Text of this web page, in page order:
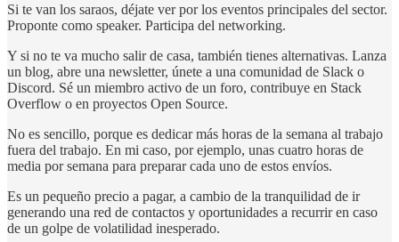
Si te van los saraos, déjate ver por los eventos principales del sector.
Proponte como speaker. Participa del networking.
Y si no te va mucho salir de casa, también tienes alternativas. Lanza
un blog, abre una newsletter, únete a una comunidad de Slack o
Discord. Sé un miembro activo de un foro, contribuye en Stack
Overflow o en proyectos Open Source.
No es sencillo, porque es dedicar más horas de la semana al trabajo
fuera del trabajo. En mi caso, por ejemplo, unas cuatro horas de
media por semana para preparar cada uno de estos envíos.
Es un pequeño precio a pagar, a cambio de la tranquilidad de ir
generando una red de contactos y oportunidades a recurrir en caso
de un golpe de volatilidad inesperado.